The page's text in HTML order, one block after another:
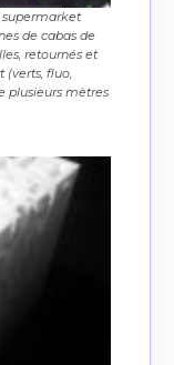
supermarket
de cabas de
retournés et
(verts, fluo,
plusieurs mètres